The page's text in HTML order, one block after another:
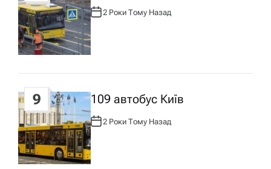
А
В
О
Р
:
2 Роки Тому Назад
9 109 автобус Київ
А
В
Т
О
Р
:
2 Роки Тому Назад